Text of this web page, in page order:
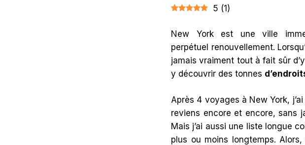
5 (1)
New York est une ville
perpétuel renouvellement.
jamais vraiment tout à fait sûr
y découvrir des tonnes
Après 4 voyages à New York,
reviens encore et encore, sans
Mais j’ai aussi une liste longue
plus ou moins longtemps.